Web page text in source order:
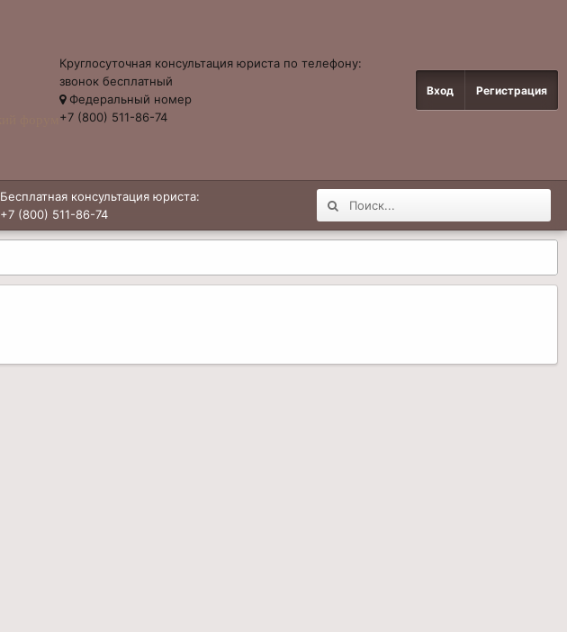
Круглосуточная консультация юриста по телефону:
звонок бесплатный
Федеральный номер
+7 (800) 511-86-74
Вход Регистрация
Бесплатная консультация юриста:
+7 (800) 511-86-74